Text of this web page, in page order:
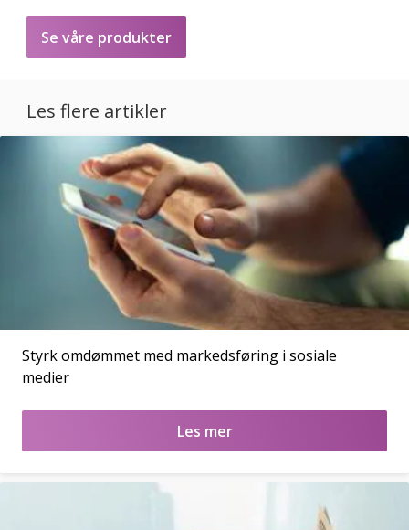
Se våre produkter
Les flere artikler
Styrk omdømmet med markedsføring i sosiale
medier
Les mer